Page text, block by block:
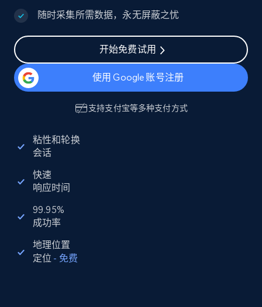
随时采集所需数据，永无屏蔽之忧
开始免费试用
使用 Google 账号注册
支持支付宝等多种支付方式
粘性和轮换
会话
快速
响应时间
99.95%
成功率
地理位置
定位 - 免费